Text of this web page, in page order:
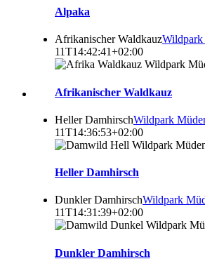
Alpaka
Afrikanischer WaldkauzWildpark
11T14:42:41+02:00
Afrikanischer Waldkauz
Heller DamhirschWildpark
11T14:36:53+02:00
Heller Damhirsch
Dunkler DamhirschWildpark
11T14:31:39+02:00
Dunkler Damhirsch